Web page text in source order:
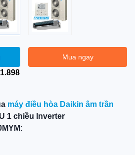
Mua ngay
máy điều hòa Daikin âm trần
1 chiều Inverter